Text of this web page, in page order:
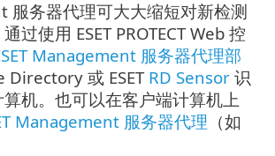
服务器代理可大大缩短对新检测
过使用 ESET PROTECT Web 控
Management 服务器代理部
Directory 或 ESET RD Sensor 识
机。也可以在客户端计算机上
Management 服务器代理 （如